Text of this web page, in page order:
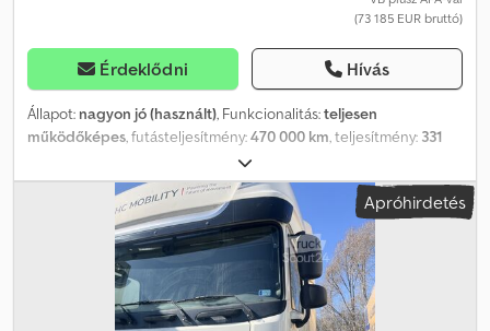
(73 185 EUR bruttó)
Érdeklődni Hívás
Állapot: nagyon jó (használt), Funkcionalitás:teljesen
működőképes, futásteljesítmény:470 000 km, teljesítmény: 331
, üzemanyagtípus:dízel
maximális teherbírás:14 060 kg, össztömeg:26 000 kg,
tengelyelrendezés:6x2, szín:fehér, vezetőfülke: alvófülke,
automata, kibocsátási osztály:Euro 6, felfüggesztés:
, raktér hossza:7 320 mm , rakodótér szélesség:
raktérmagasság: 2 500 mm , Gyártási év:2019, Felszereltség:
hűtőegység, légkondicionálás, retarder, tempomat, utánfutó
vonófej, állófűtés , DAF XF 450 6×2 E6 / Lecapitaine hűtő /
Apróhirdetés